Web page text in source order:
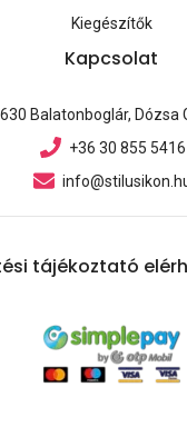
Kiegészítők
Kapcsolat
Balatonboglár, Dózsa
+36 30 855 5416
tájékoztató